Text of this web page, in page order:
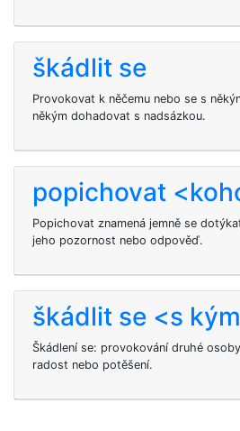
škádlit se
Provokovat k něčemu nebo se s
někým dohadovat s nadsázkou.
popichovat
Popichovat znamená jemně se
jeho pozornost nebo odpověď.
škádlit se <s
Škádlení se: provokování druhé
radost nebo potěšení.